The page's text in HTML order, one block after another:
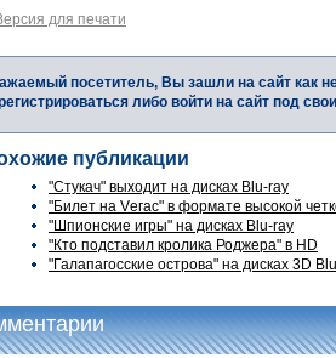
для печати
посетитель, Вы зашли на сайт как
либо войти на сайт под
публикации
"Стукач" выходит на дисках Blu-ray
"Билет на Vегас" в формате высокой
"Шпионские игры" на дисках Blu-ray
"Кто подставил кролика Роджера" в HD
"Галапагосские острова" на дисках 3D